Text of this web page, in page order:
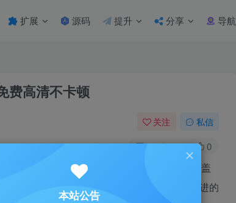
扩展 源码 提升 分享 导航
费高清不卡顿
关注 私信
1 5W+ 0
新优化，体验更好，内置30＋接口，几乎覆盖
任何广告打扰，也不需要任何授权，采用先进的
本站公告